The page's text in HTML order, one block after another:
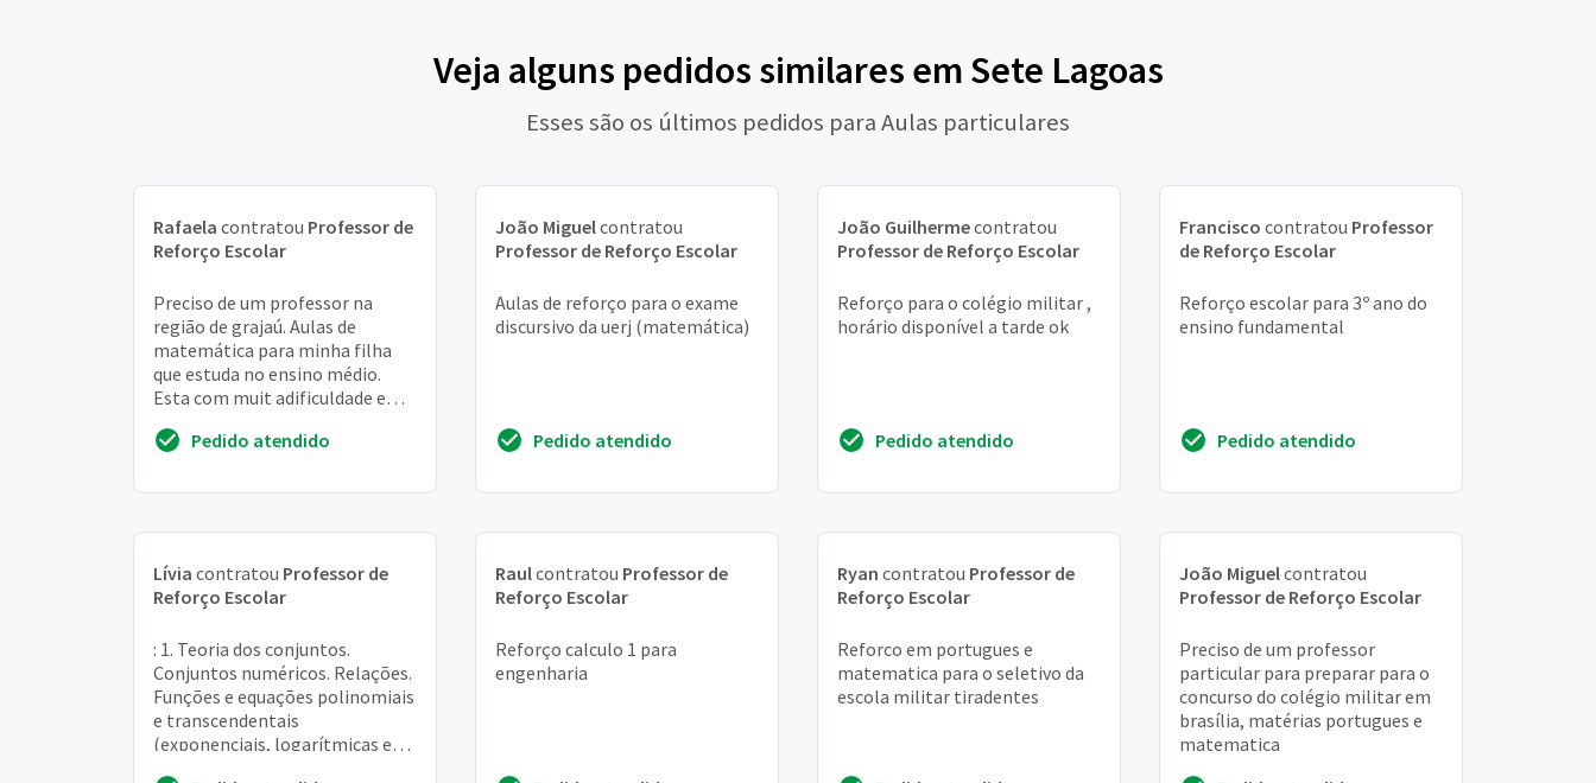
Veja alguns pedidos similares em Sete Lagoas
Esses são os últimos pedidos para Aulas particulares
Rafaela contratou Professor de
Reforço Escolar
Preciso de um professor na
região de grajaú. Aulas de
matemática para minha filha
que estuda no ensino médio.
Esta com muit adificuldade em
Pedido atendido
João Miguelcontratou
Professor de Reforço Escolar
Aulas de reforço para o exame
discursivo da uerj (matemática)
Pedido atendido
João Guilhermecontratou
Professor de Reforço Escolar
Reforço para o colégio militar ,
horário disponível a tarde ok
Pedido atendido
Francisco contratou Professor
de Reforço Escolar
Reforço escolar para 3º ano do
ensino fundamental
Pedido atendido
Lívia contratou Professor de
Reforço Escolar
: 1. Teoria dos conjuntos.
Conjuntos numéricos. Relações.
Funções e equações polinomiais
e transcendentais
(exponenciais, logarítmicas e
Raulcontratou Professor de
Reforço Escolar
Reforço calculo 1 para
engenharia
Ryan contratou Professor de
Reforço Escolar
Reforco em portugues e
matematica para o seletivo da
escola militar tiradentes
João Miguelcontratou
Professor de Reforço Escolar
Preciso de um professor
particular para preparar para o
concurso do colégio militar em
brasília, matérias portugues e
matematica